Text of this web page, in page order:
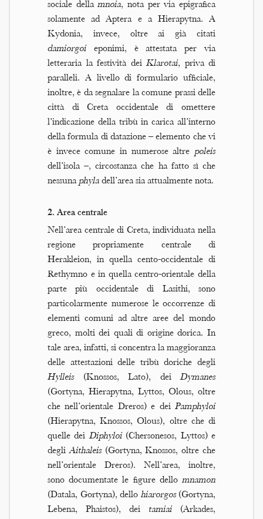
sociale dellamnoia, nota per via epigrafica
solamente ad Aptera e a Hierapytna. A
Kydonia, invece, oltre ai già citati
damiorgoi eponimi, è attestata per via
letteraria la festività dei Klarotai, priva di
paralleli. A livello di formulario ufficiale,
inoltre, è da segnalare la comune prassi delle
città di Creta occidentale di omettere
l’indicazione della tribù in carica all’interno
della formula di datazione – elemento che vi
è invece comune in numerose altre poleis
dell’isola –, circostanza che ha fatto sì che
nessuna phyla dell’area sia attualmente nota.
2. Area centrale
Nell’area centrale di Creta, individuata nella
regione propriamente centrale di
Herakleion, in quella cento-occidentale di
Rethymno e in quella centro-orientale della
parte più occidentale di Lasithi, sono
particolarmente numerose le occorrenze di
elementi comuni ad altre aree del mondo
greco, molti dei quali di origine dorica. In
tale area, infatti, si concentra la maggioranza
delle attestazioni delle tribù doriche degli
Hylleis(Knossos, Lato), deiDymanes
(Gortyna, Hierapytna, Lyttos, Olous, oltre
che nell’orientale Dreros) e dei Pamphyloi
(Hierapytna, Knossos, Olous), oltre che di
quelle deiDiphyloi(Chersonesos, Lyttos) e
degliAithaleis(Gortyna, Knossos, oltre che
nell’orientale Dreros). Nell’area, inoltre,
sono documentate le figure dello mnamon
(Datala, Gortyna), dellohiarorgos(Gortyna,
Lebena, Phaistos), dei tamiai (Arkades,